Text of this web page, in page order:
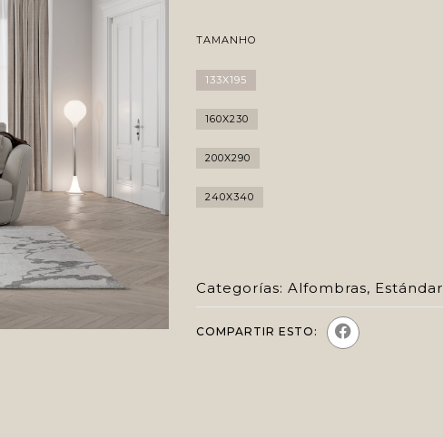
TAMANHO
133X195
160X230
200X290
240X340
Categorías: Alfombras, Estándar
COMPARTIR ESTO: